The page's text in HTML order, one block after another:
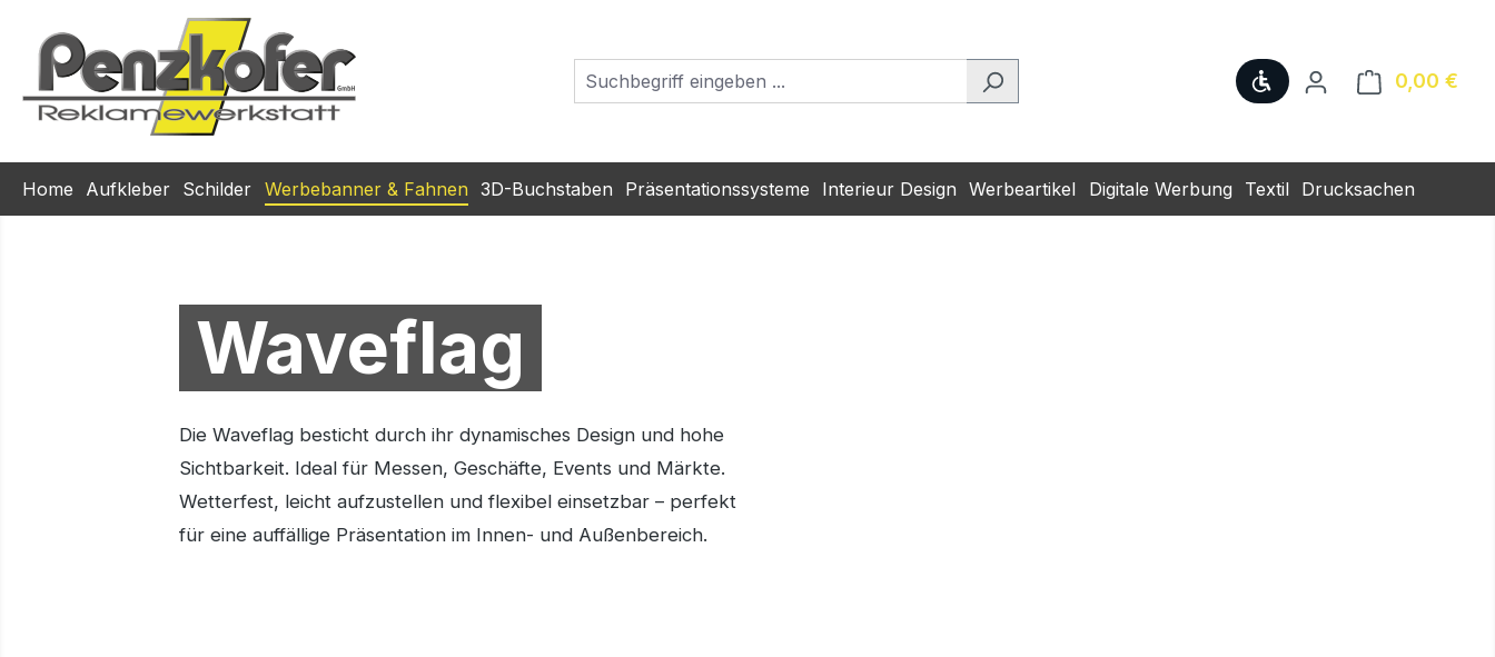
Hauptinhalt springen
Zur Hauptnavigation springen
Werkzeugleiste anzeigen
0,00 €
Home Aufkleber Schilder Werbebanner & Fahnen 3D-Buchstaben Präsentationssysteme Interieur Design Werbeartikel Digitale Werbung Textil Drucksachen
Waveflag
Die Waveflag besticht durch ihr dynamisches Design und hohe
Sichtbarkeit. Ideal für Messen, Geschäfte, Events und Märkte.
Wetterfest, leicht aufzustellen und flexibel einsetzbar – perfekt
für eine auffällige Präsentation im Innen- und Außenbereich.